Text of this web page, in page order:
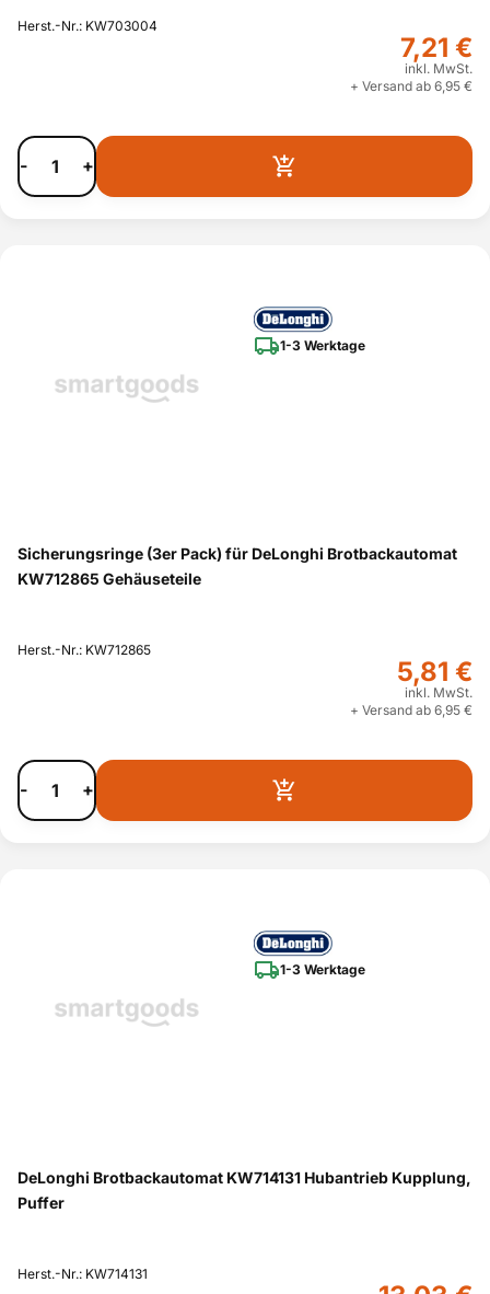
Herst.-Nr.: KW703004
7,21 €
inkl. MwSt.
+ Versand ab 6,95 €
- +
1-3 Werktage
Sicherungsringe (3er Pack) für DeLonghi Brotbackautomat
KW712865 Gehäuseteile
Herst.-Nr.: KW712865
5,81 €
inkl. MwSt.
+ Versand ab 6,95 €
- +
1-3 Werktage
DeLonghi Brotbackautomat KW714131 Hubantrieb Kupplung,
Puffer
Herst.-Nr.: KW714131